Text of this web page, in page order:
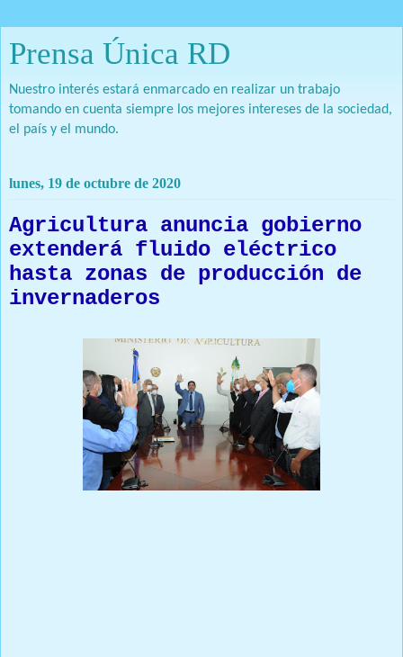
Prensa Única RD
Nuestro interés estará enmarcado en realizar un trabajo
tomando en cuenta siempre los mejores intereses de la sociedad,
el país y el mundo.
lunes, 19 de octubre de 2020
Agricultura anuncia gobierno
extenderá fluido eléctrico
hasta zonas de producción de
invernaderos